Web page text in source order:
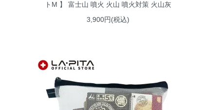
トM 】 富士山 噴火 火山 噴火対策 火山灰
3,900円(税込)